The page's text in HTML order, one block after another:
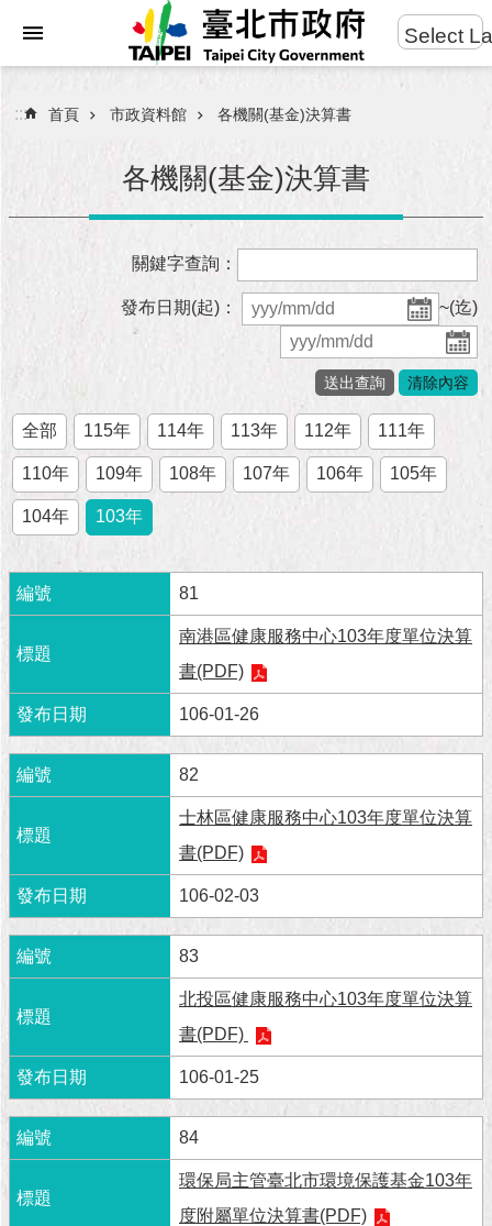
進
搜
市
團
隊
市
政
公
施
政
願
景
及
成
果
政
料
館
發
臺
動
主
題
館
Select
::: 首頁 市政資料館 各機關(基金)決算書
各機關(基金)決算書
關鍵字查詢：
發布日期(起)： ~(迄)
全部 115年 114年 113年 112年 111年
110年 109年 108年 107年 106年 105年
104年 103年
81
南港區健康服務中心103年度單位決算
書(PDF)
106-01-26
82
士林區健康服務中心103年度單位決算
書(PDF)
106-02-03
83
北投區健康服務中心103年度單位決算
書(PDF)
106-01-25
84
環保局主管臺北市環境保護基金103年
度附屬單位決算書(PDF)